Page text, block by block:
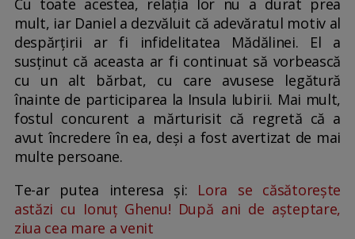
Cu toate acestea, relația lor nu a durat prea
mult, iar Daniel a dezvăluit că adevăratul motiv al
despărțirii ar fi infidelitatea Mădălinei. El a
susținut că aceasta ar fi continuat să vorbească
cu un alt bărbat, cu care avusese legătură
înainte de participarea la Insula Iubirii. Mai mult,
fostul concurent a mărturisit că regretă că a
avut încredere în ea, deși a fost avertizat de mai
multe persoane.
Te-ar putea interesa și: Lora se căsătorește
astăzi cu Ionuț Ghenu! După ani de așteptare,
ziua cea mare a venit